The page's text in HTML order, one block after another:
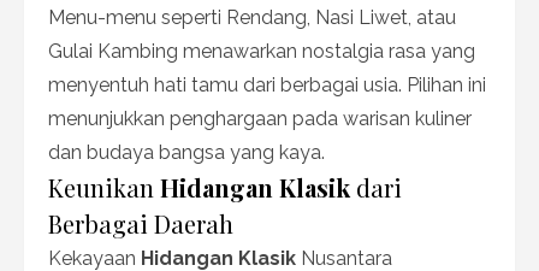
Menu-menu seperti Rendang, Nasi Liwet, atau
Gulai Kambing menawarkan nostalgia rasa yang
menyentuh hati tamu dari berbagai usia. Pilihan ini
menunjukkan penghargaan pada warisan kuliner
dan budaya bangsa yang kaya.
Keunikan Hidangan Klasik dari
Berbagai Daerah
Kekayaan Hidangan Klasik Nusantara